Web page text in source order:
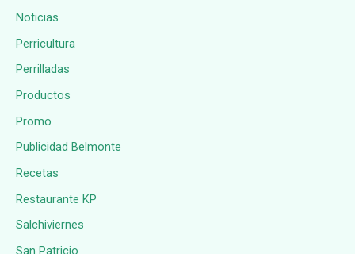
Noticias
Perricultura
Perrilladas
Productos
Promo
Publicidad Belmonte
Recetas
Restaurante KP
Salchiviernes
San Patricio